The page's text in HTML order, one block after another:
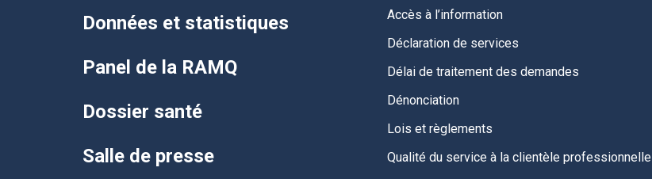
Données et statistiques
Panel de la RAMQ
Dossier santé
Salle de presse
Accès à l’information
Déclaration de services
Délai de traitement des demandes
Dénonciation
Lois et règlements
Qualité du service à la clientèle professionnelle